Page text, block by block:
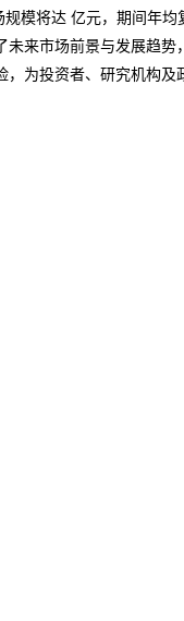
模将达 亿元，期间年
未来市场前景与发展趋势
为投资者、研究机构及